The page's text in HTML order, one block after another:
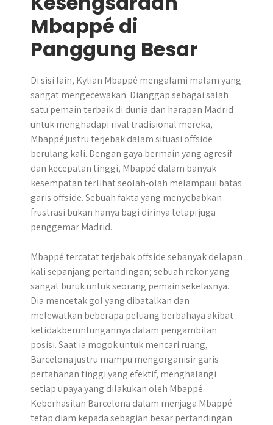
Mbappé di
Panggung Besar
Di sisi lain, Kylian Mbappé mengalami malam yang
sangat mengecewakan. Dianggap sebagai salah
satu pemain terbaik di dunia dan harapan Madrid
untuk menghadapi rival tradisional mereka,
Mbappé justru terjebak dalam situasi offside
berulang kali. Dengan gaya bermain yang agresif
dan kecepatan tinggi, Mbappé dalam banyak
kesempatan terlihat seolah-olah melampaui batas
garis offside. Sebuah fakta yang menyebabkan
frustrasi bukan hanya bagi dirinya tetapi juga
penggemar Madrid.
Mbappé tercatat terjebak offside sebanyak delapan
kali sepanjang pertandingan; sebuah rekor yang
sangat buruk untuk seorang pemain sekelasnya.
Dia mencetak gol yang dibatalkan dan
melewatkan beberapa peluang berbahaya akibat
ketidakberuntungannya dalam pengambilan
posisi. Saat ia mogok untuk mencari ruang,
Barcelona justru mampu mengorganisir garis
pertahanan tinggi yang efektif, menghalangi
setiap upaya yang dilakukan oleh Mbappé.
Keberhasilan Barcelona dalam menjaga Mbappé
tetap diam kepada sebagian besar pertandingan